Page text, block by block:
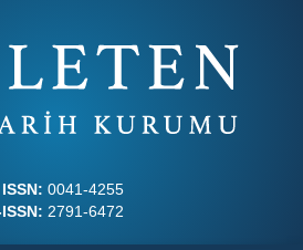
ISSN: 0041-4255
2791-6472